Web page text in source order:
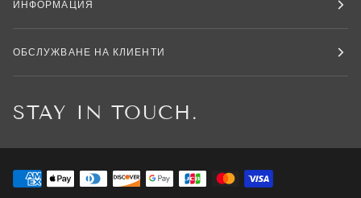
ИНФОРМАЦИЯ
ОБСЛУЖВАНЕ НА КЛИЕНТИ
STAY IN TOUCH.